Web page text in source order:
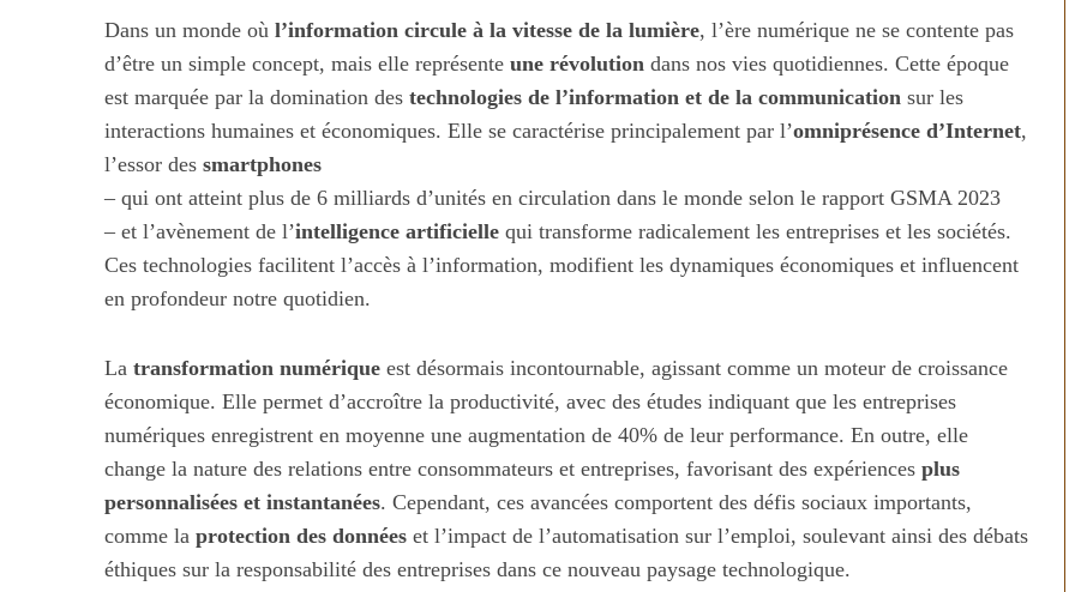
Dans un monde où l’information circule à la vitesse de la lumière, l’ère numérique ne se contente pas
d’être un simple concept, mais elle représente une révolution dans nos vies quotidiennes. Cette époque
est marquée par la domination des technologies de l’information et de la communication sur les
interactions humaines et économiques. Elle se caractérise principalement par l’omniprésence d’Internet,
l’essor des smartphones
– qui ont atteint plus de 6 milliards d’unités en circulation dans le monde selon le rapport GSMA 2023
– et l’avènement de l’intelligence artificielle qui transforme radicalement les entreprises et les sociétés.
Ces technologies facilitent l’accès à l’information, modifient les dynamiques économiques et influencent
en profondeur notre quotidien.
La transformation numérique est désormais incontournable, agissant comme un moteur de croissance
économique. Elle permet d’accroître la productivité, avec des études indiquant que les entreprises
numériques enregistrent en moyenne une augmentation de 40% de leur performance. En outre, elle
change la nature des relations entre consommateurs et entreprises, favorisant des expériences plus
personnalisées et instantanées. Cependant, ces avancées comportent des défis sociaux importants,
comme la protection des données et l’impact de l’automatisation sur l’emploi, soulevant ainsi des débats
éthiques sur la responsabilité des entreprises dans ce nouveau paysage technologique.